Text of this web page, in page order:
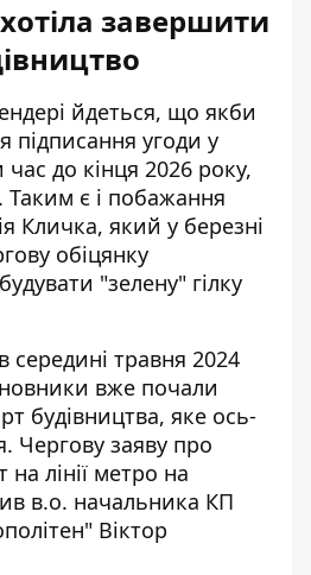
завершити
йдеться, що якби
підписання угоди у
до кінця 2026 року,
є і побажання
Кличка, який у березні
обіцянку
"зелену" гілку
травня 2024
вже почали
будівництва, яке ось-
Чергову заяву про
на лінії метро на
в.о. начальника КП
Віктор